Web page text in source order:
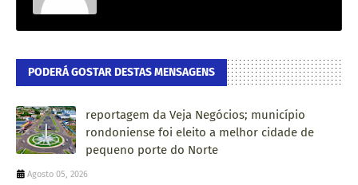
PODERÁ GOSTAR DESTAS MENSAGENS
reportagem da Veja Negócios; município
rondoniense foi eleito a melhor cidade de
pequeno porte do Norte
Agosto 05, 2026